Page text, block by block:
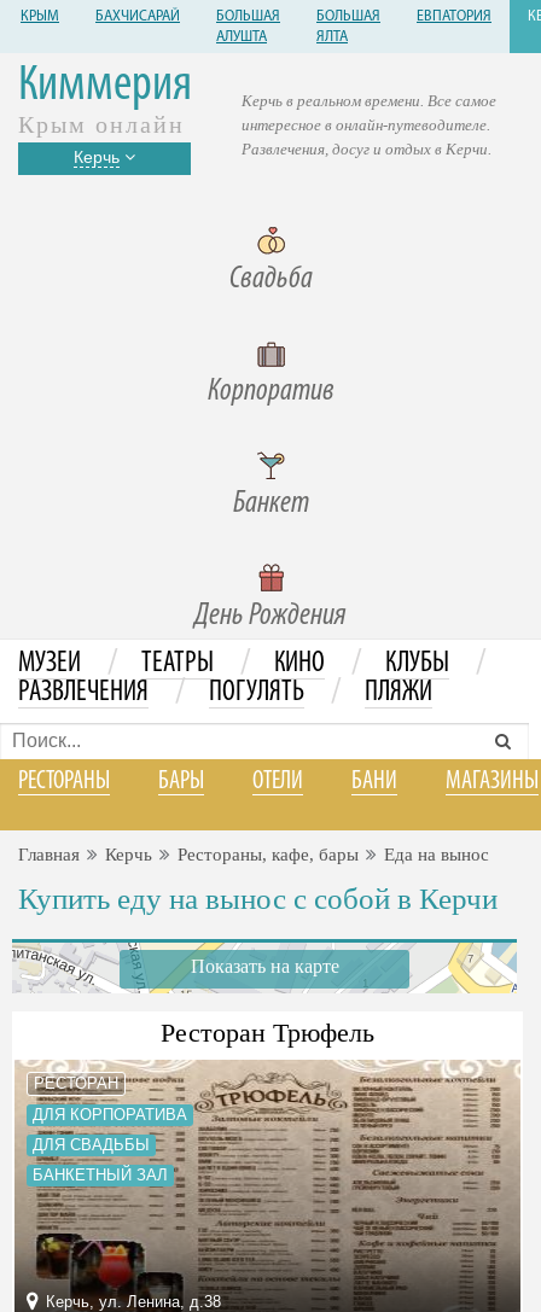
КРЫМ БАХЧИСАРАЙ
БОЛЬШАЯ
АЛУШТА
БОЛЬШАЯ
ЯЛТА
ЕВПАТОРИЯ
Киммерия
Крым онлайн
Керчь
Свадьба
Корпоратив
Банкет
День Рождения
Керчь в реальном времени. Все самое
интересное в онлайн-путеводителе.
Развлечения, досуг и отдых в Керчи.
МУЗЕИ / ТЕАТРЫ / КИНО / КЛУБЫ /
РАЗВЛЕЧЕНИЯ / ПОГУЛЯТЬ / ПЛЯЖИ
РЕСТОРАНЫ БАРЫ ОТЕЛИ БАНИ МАГАЗИНЫ
Главная Керчь Рестораны, кафе, бары Еда на вынос
Купить еду на вынос с собой в Керчи
Показать на карте
Ресторан Трюфель
РЕСТОРАН
ДЛЯ КОРПОРАТИВА
ДЛЯ СВАДЬБЫ
БАНКЕТНЫЙ ЗАЛ
Керчь, ул. Ленина, д.38